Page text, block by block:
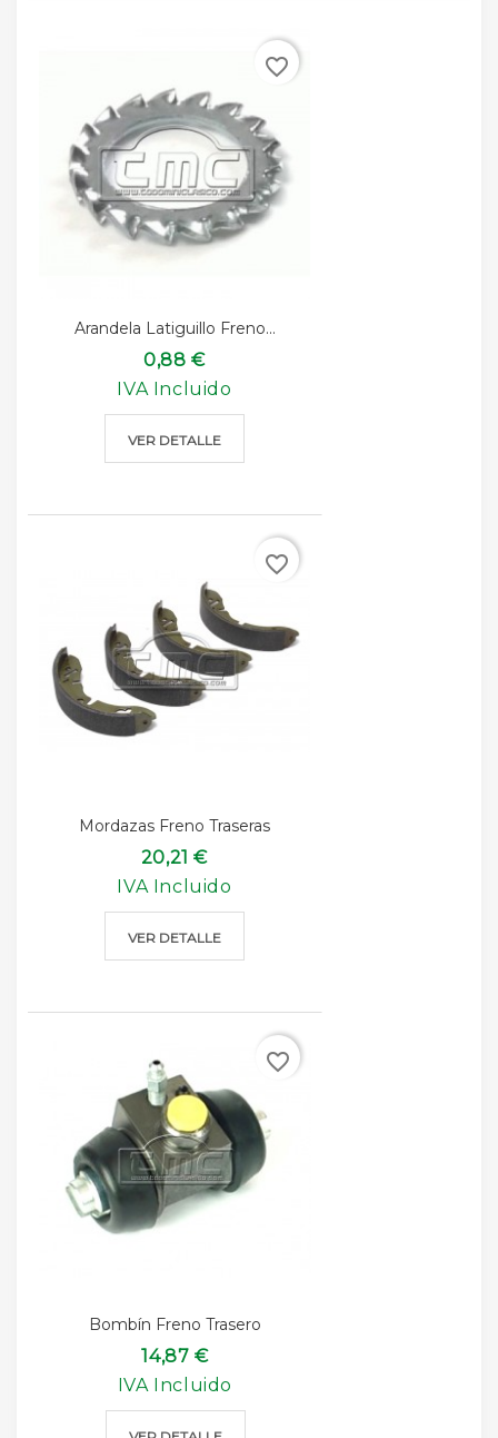
Arandela Latiguillo Freno...
0,88 €
IVA Incluido
VER DETALLE
favorite_border
Mordazas Freno Traseras
20,21 €
IVA Incluido
VER DETALLE
favorite_border
Bombín Freno Trasero
14,87 €
IVA Incluido
favorite_border